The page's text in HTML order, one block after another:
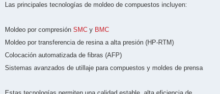
Las principales tecnologías de moldeo de compuestos incluyen:
Moldeo por compresión SMC y BMC
Moldeo por transferencia de resina a alta presión (HP-RTM)
Colocación automatizada de fibras (AFP)
Sistemas avanzados de utillaje para compuestos y moldes de prensa